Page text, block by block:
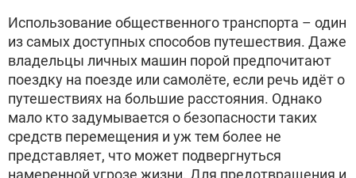
Использование общественного транспорта – один
из самых доступных способов путешествия. Даже
владельцы личных машин порой предпочитают
поездку на поезде или самолёте, если речь идёт о
путешествиях на большие расстояния. Однако
мало кто задумывается о безопасности таких
средств перемещения и уж тем более не
представляет, что может подвергнуться
намеренной угрозе жизни. Для предотвращения и